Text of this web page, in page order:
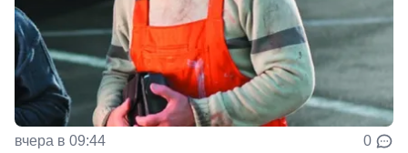
вчера в 09:44 0